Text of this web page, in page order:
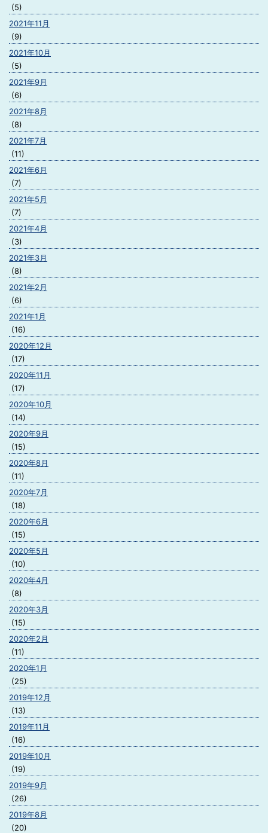
(5)
2021年11月
(9)
2021年10月
(5)
2021年9月
(6)
2021年8月
(8)
2021年7月
(11)
2021年6月
(7)
2021年5月
(7)
2021年4月
(3)
2021年3月
(8)
2021年2月
(6)
2021年1月
(16)
2020年12月
(17)
2020年11月
(17)
2020年10月
(14)
2020年9月
(15)
2020年8月
(11)
2020年7月
(18)
2020年6月
(15)
2020年5月
(10)
2020年4月
(8)
2020年3月
(15)
2020年2月
(11)
2020年1月
(25)
2019年12月
(13)
2019年11月
(16)
2019年10月
(19)
2019年9月
(26)
2019年8月
(20)